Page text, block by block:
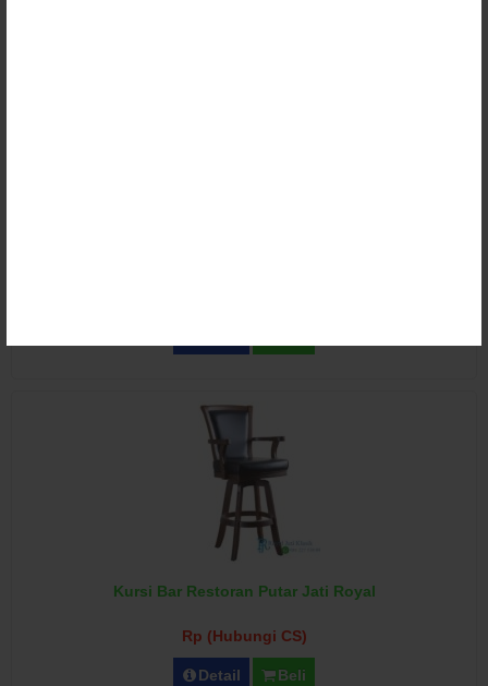
Kursi Bar Restoran Putar Jati Royal
Rp (Hubungi CS)
Detail Beli